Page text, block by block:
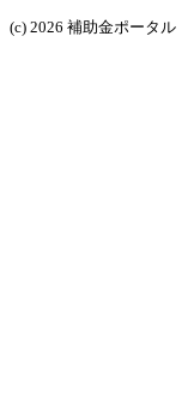
(c) 2026 補助金ポータル